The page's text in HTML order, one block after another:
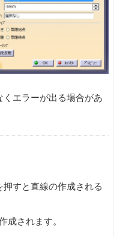
エラーが出る場合があ
押すと直線の作成される
成されます。